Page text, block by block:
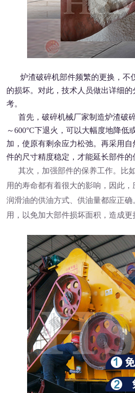
炉渣破碎机部件频繁的更换，不
的损坏。对此，技术人员做出详细
考。
首先，破碎机械厂家制造炉渣破碎
～600°C下退火，可以大幅度地降
加，使原有剩余应力松弛。再采用
件的尺寸精度稳定，才能延长部件的
其次，加强部件的保养工作。比
用的寿命都有着很大的影响，因此
润滑油的供油方式、供油量都应正
用，以免加大部件损坏面积，造成更